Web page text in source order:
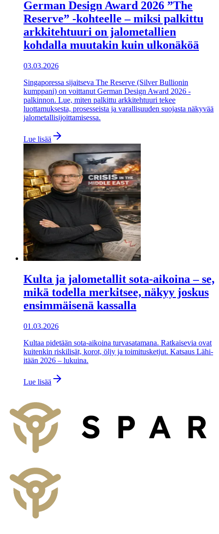
German Design Award 2026 ”The
Reserve” -kohteelle – miksi palkittu
arkkitehtuuri on jalometallien
kohdalla muutakin kuin ulkonäköä
03.03.2026
Singaporessa sijaitseva The Reserve (Silver Bullionin
kumppani) on voittanut German Design Award 2026 -
palkinnon. Lue, miten palkittu arkkitehtuuri tekee
luottamuksesta, prosesseista ja varallisuuden suojasta näkyvää
jalometallisijoittamisessa.
Lue lisää
Kulta ja jalometallit sota-aikoina – se,
mikä todella merkitsee, näkyy joskus
ensimmäisenä kassalla
01.03.2026
Kultaa pidetään sota-aikoina turvasatamana. Ratkaisevia ovat
kuitenkin riskilisät, korot, öljy ja toimitusketjut. Katsaus Lähi-
itään 2026 – lukuina.
Lue lisää